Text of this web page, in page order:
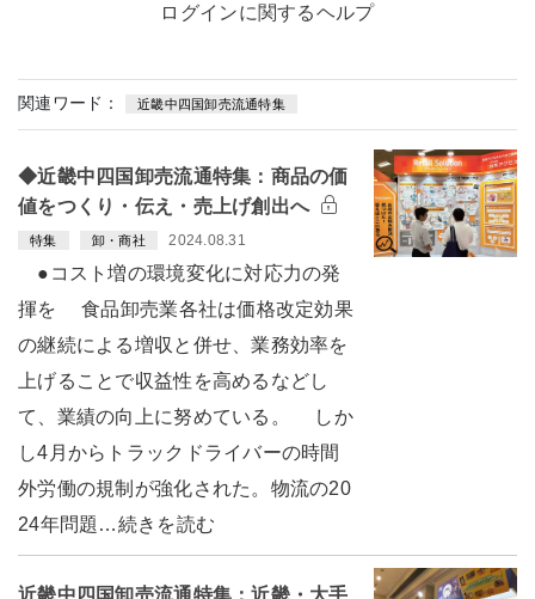
ログインに関するヘルプ
関連ワード： 近畿中四国卸売流通特集
◆近畿中四国卸売流通特集：商品の価
値をつくり・伝え・売上げ創出へ
特集 卸・商社 2024.08.31
●コスト増の環境変化に対応力の発
揮を 食品卸売業各社は価格改定効果
の継続による増収と併せ、業務効率を
上げることで収益性を高めるなどし
て、業績の向上に努めている。 しか
し4月からトラックドライバーの時間
外労働の規制が強化された。物流の20
24年問題…続きを読む